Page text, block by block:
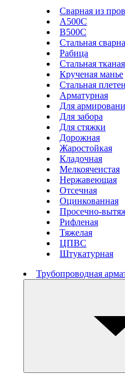
Сварная из
А500С
В500С
Стальная
Рабица
Стальная тканая
Крученая манье
Стальная
Арматурная
Для
Для забора
Для стяжки
Дорожная
Жаростойкая
Кладочная
Мелкоячеистая
Нержавеющая
Отсечная
Оцинкованная
Просечно-
Рифленая
Тяжелая
ЦПВС
Штукатурная
Трубопроводная